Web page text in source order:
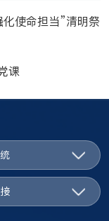
使命担当”清明祭
课